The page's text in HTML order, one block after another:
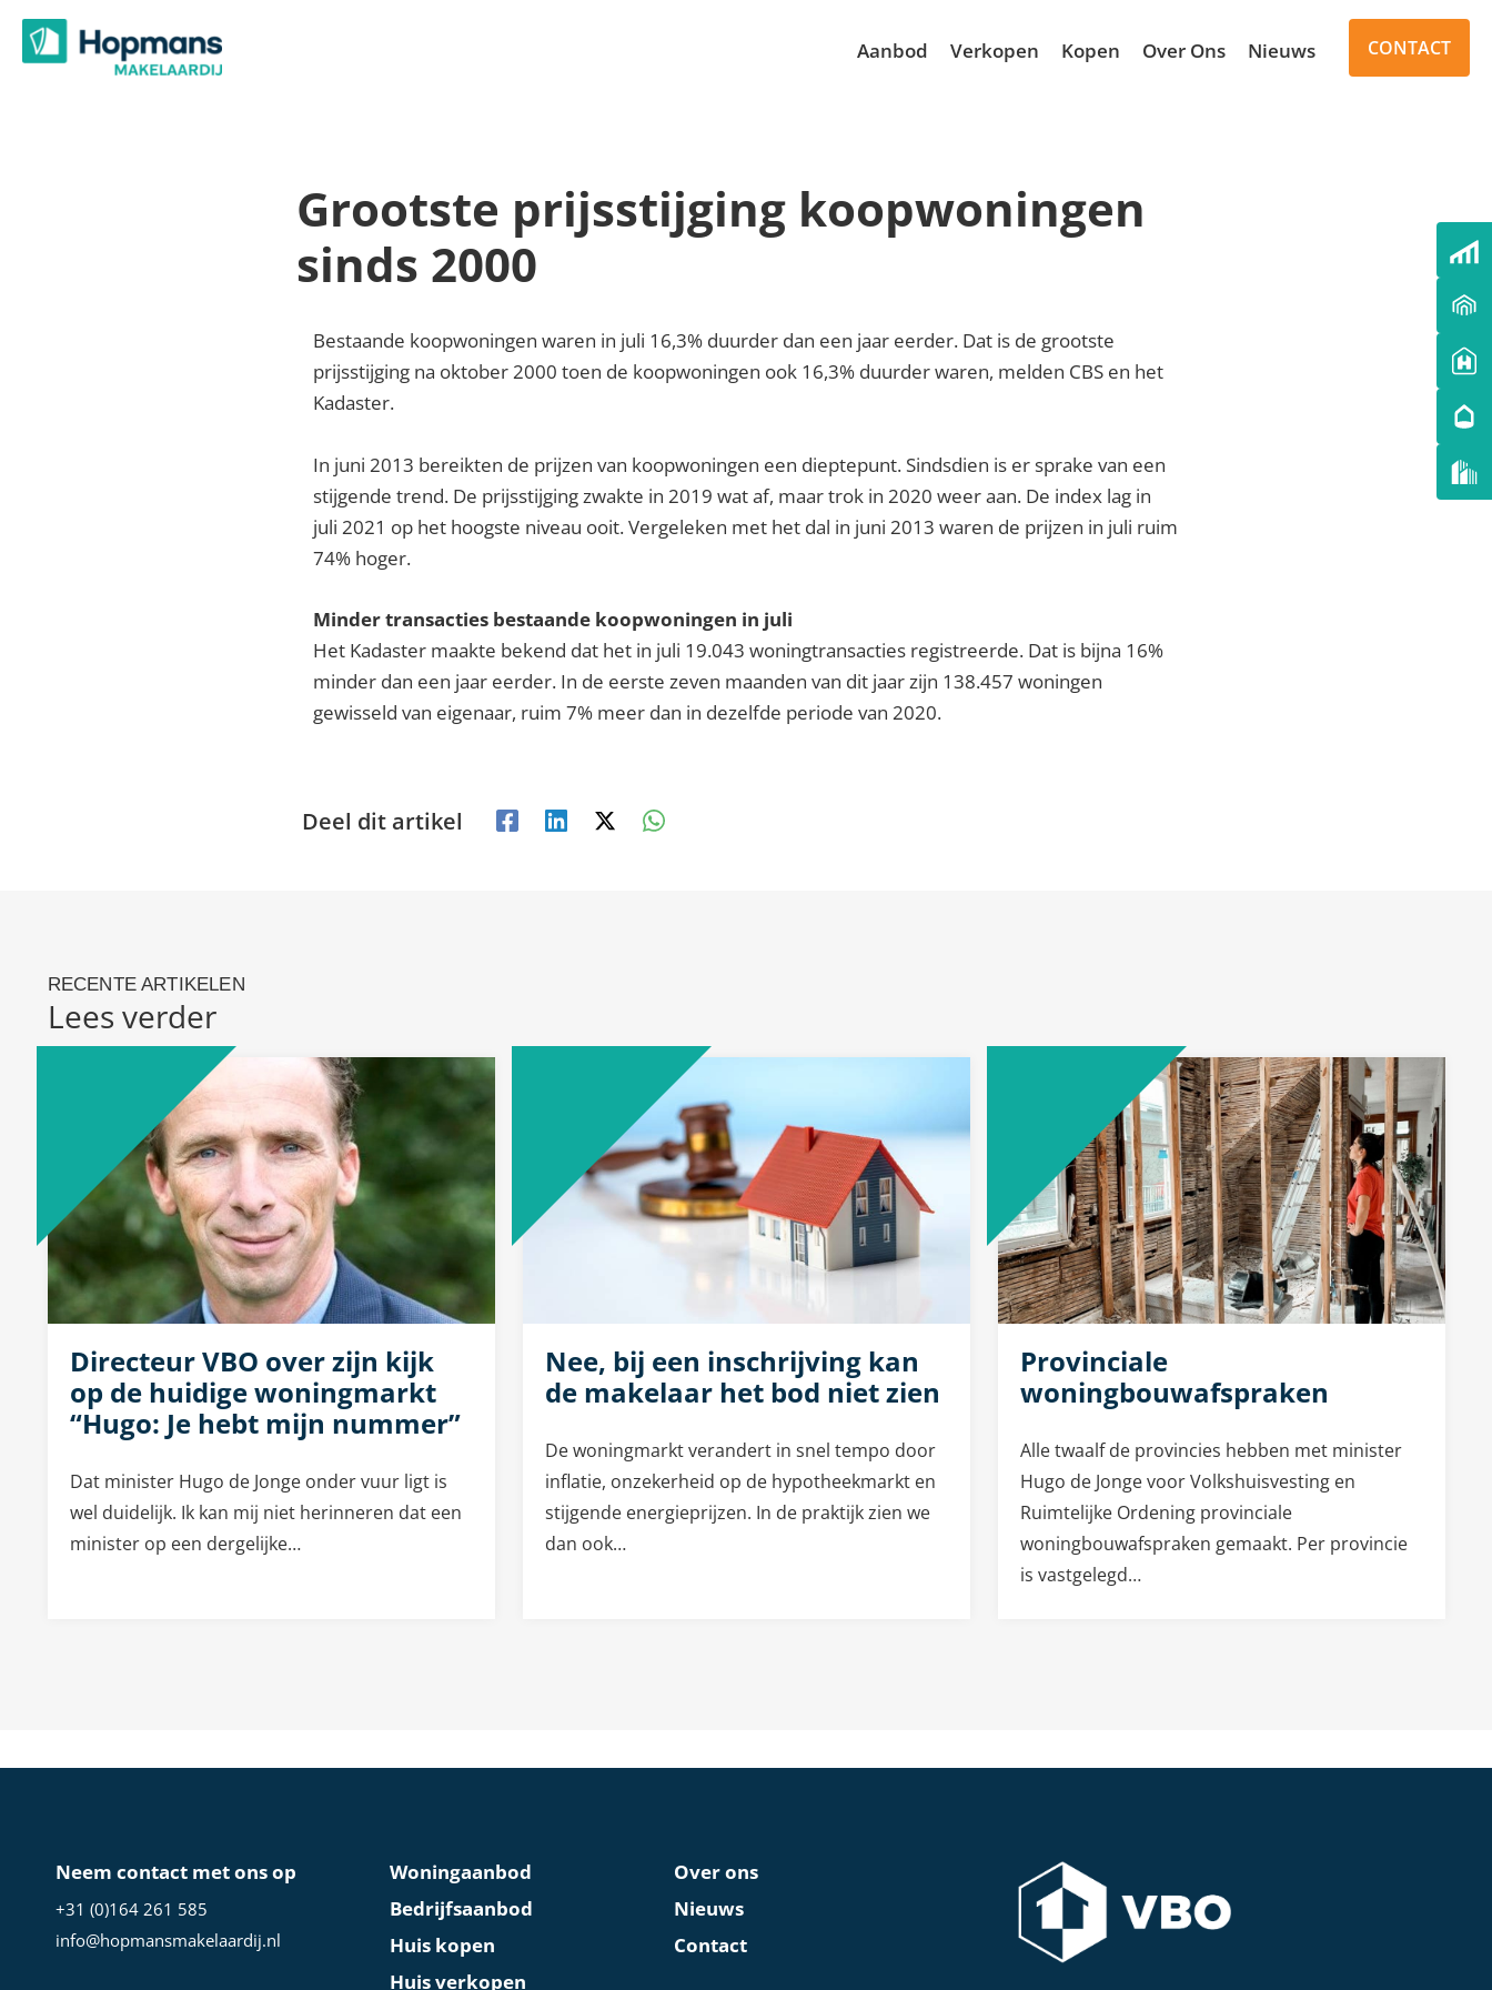
naar
Aanbod Verkopen Kopen Over Ons Nieuws CONTACT
Grootste prijsstijging koopwoningen
sinds 2000
Bestaande koopwoningen waren in juli 16,3% duurder dan een jaar eerder. Dat is de grootste
prijsstijging na oktober 2000 toen de koopwoningen ook 16,3% duurder waren, melden CBS en het
Kadaster.
In juni 2013 bereikten de prijzen van koopwoningen een dieptepunt. Sindsdien is er sprake van een
stijgende trend. De prijsstijging zwakte in 2019 wat af, maar trok in 2020 weer aan. De index lag in
juli 2021 op het hoogste niveau ooit. Vergeleken met het dal in juni 2013 waren de prijzen in juli ruim
74% hoger.
Minder transacties bestaande koopwoningen in juli
Het Kadaster maakte bekend dat het in juli 19.043 woningtransacties registreerde. Dat is bijna 16%
minder dan een jaar eerder. In de eerste zeven maanden van dit jaar zijn 138.457 woningen
gewisseld van eigenaar, ruim 7% meer dan in dezelfde periode van 2020.
Deel dit artikel
Lees verder
Directeur VBO over zijn kijk
op de huidige woningmarkt
“Hugo: Je hebt mijn nummer”
Dat minister Hugo de Jonge onder vuur ligt is
wel duidelijk. Ik kan mij niet herinneren dat een
minister op een dergelijke…
Nee, bij een inschrijving kan
de makelaar het bod niet zien
De woningmarkt verandert in snel tempo door
inflatie, onzekerheid op de hypotheekmarkt en
stijgende energieprijzen. In de praktijk zien we
dan ook…
Provinciale
woningbouwafspraken
Alle twaalf de provincies hebben met minister
Hugo de Jonge voor Volkshuisvesting en
Ruimtelijke Ordening provinciale
woningbouwafspraken gemaakt. Per provincie
is vastgelegd…
Neem contact met ons op
+31 (0)164 261 585
info@hopmansmakelaardij.nl
Woningaanbod
Bedrijfsaanbod
Huis kopen
Huis verkopen
Over ons
Nieuws
Contact